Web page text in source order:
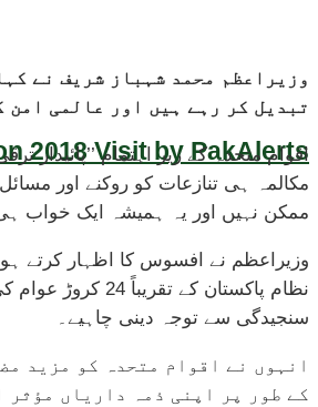
2018 Visit by PakAlerts
وزیراعظم محمد شہباز شریف نے
تبدیل کر رہے ہیں اور عالمی امن
اقوام متحدہ کے زیر اہتمام
مکالمہ ہی تنازعات کو روکنے اور
ممکن نہیں اور یہ ہمیشہ ایک خواب
وزیراعظم نے افسوس کا اظہار کرتے
نظام
سنجیدگی سے توجہ دینی چاہیے۔
انہوں نے اقوام متحدہ کو مزید
کے طور پر اپنی ذمہ داریاں مؤثر